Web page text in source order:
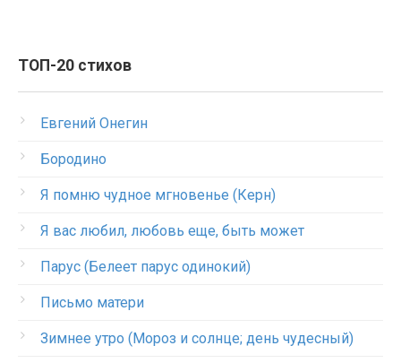
ТОП-20 стихов
Евгений Онегин
Бородино
Я помню чудное мгновенье (Керн)
Я вас любил, любовь еще, быть может
Парус (Белеет парус одинокий)
Письмо матери
Зимнее утро (Мороз и солнце; день чудесный)